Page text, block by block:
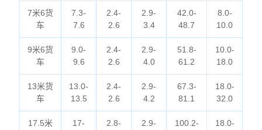
7米6货
车
7.3-
7.6
2.4-
2.6
2.9-
3.4
42.0-
48.7
8.0-
10.0
9米6货
车
9.0-
9.6
2.4-
2.6
2.9-
4.0
51.8-
61.2
10.0-
18.0
13米货
车
13.0-
13.5
2.4-
2.6
2.9-
4.2
67.3-
81.1
18.0-
32.0
17.5米
17-
2.8-
2.9-
100.2-
18.0-